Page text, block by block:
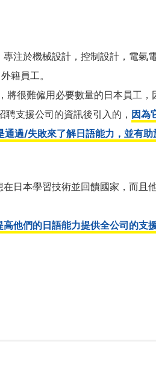
注於機械設計，控制設計，電氣
籍員工。
將很難僱用必要數量的日本員工，
支援公司的資訊後引入的， 因為
過/失敗來了解日語能力，並有助
日本學習技術並回饋國家，而且
他們的日語能力提供全公司的支